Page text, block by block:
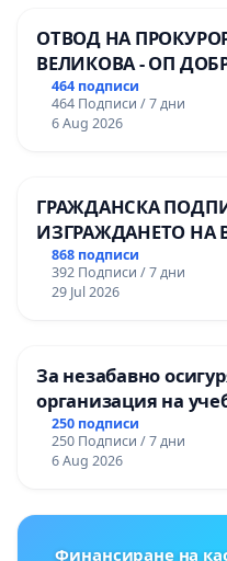
ОТВОД НА
ВЕЛИКОВА - ОП
464 подписи
464 Подписи / 7 дни
6 Aug 2026
ГРАЖДАНСКА
ИЗГРАЖДАНЕТО
НА ТЕРИТОРИЯТА
ЗАБЕЛЕЖИТЕЛНОСТ
ОСВОБОДИТЕЛИТЕ“
868 подписи
392 Подписи / 7 дни
29 Jul 2026
За незабавно
организация на
гарантиране на
и качествено
ОУ „Княз
250 подписи
250 Подписи / 7 дни
6 Aug 2026
Финансиране на